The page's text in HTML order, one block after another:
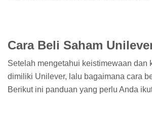
Cara Beli Saham
Setelah mengetahui keistimewaan dan
dimiliki Unilever, lalu bagaimana cara
Berikut ini panduan yang perlu Anda